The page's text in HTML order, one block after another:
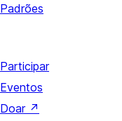
Padrões
Participar
Eventos
Doar ↗